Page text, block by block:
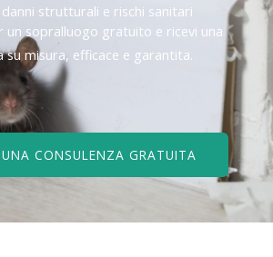
strutturali e rischi sanitari
un sopralluogo gratuito e ricevi una
misura, efficace e garantita.
UNA CONSULENZA GRATUITA